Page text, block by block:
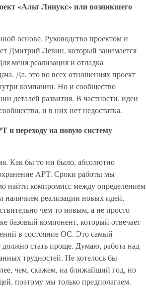
«Альт Линукс» или возникшего
основе. Руководство проектом и
Дмитрий Левин, который занимается
меня реализация и отладка
Да, это во всех отношениях проект
компании. Но и сообщество
деталей развития. В частности, идеи
и в них нет недостатка.
и переходу на новую систему
Как бы то ни было, абсолютно
APT. Сроки работы мы
найти компромисс между определением
реализации новых идей,
чем-то новым, а не просто
базовый компонент, который отвечает
в состояние ОС. Это самый
должно стать проще. Думаю, работа над
трудностей. Не хотелось бы
чем, скажем, на ближайший год, но
поэтому мы только предполагаем.